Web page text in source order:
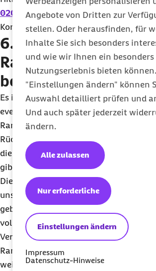
Angebote von Dritten zur
stellen. Oder herausfinden, für
Inhalte Sie sich besonders
und wie wir Ihnen ein besonders
Nutzungserlebnis bieten
"Einstellungen ändern" können
Auswahl detailliert prüfen und
Und auch später jederzeit
ändern.
Einstellungen ändern
Nur erforderliche
Alle zulassen
Impressum
Datenschutz-Hinweise
0202 568 333 1010oder über unsere
Kontaktmöglichkeiten.
6. Was gibt es bei
Rampen sonst noch
beachten?
Es ist wichtig, dass Sie dem
eventuelle Adressänderungen
Rampe nicht mehr benötigt wird, ist
Rückgabe erforderlich. Beachten Sie
die Ihnen der Vertragspartner bei der
gibt.
Die Barmer versorgt nachhaltig. Im
unserer Vertragspartner befinden sich
gebrauchte, technisch aufgearbeitete
vollständig gereinigte Rampen. Unser
Vertragspartner prüft daher, ob eine
Rampe direkt für Sie verfügbar ist.
weitere Verwendung dieser Produkte